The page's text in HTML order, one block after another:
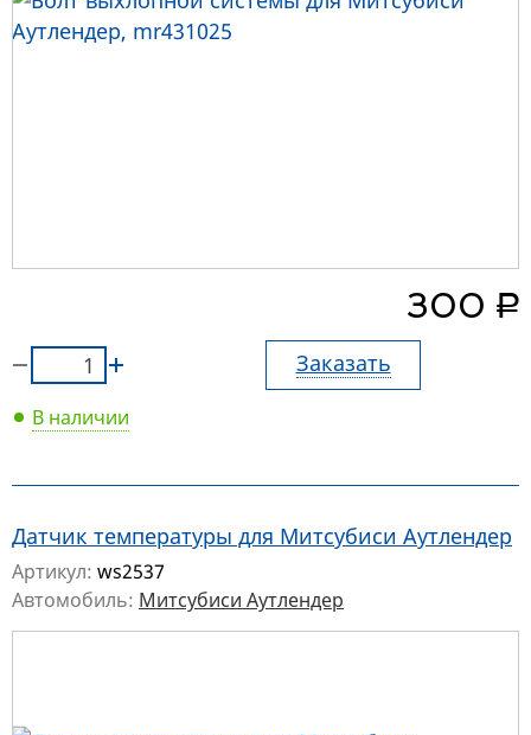
300 руб.
Заказать
В наличии
Датчик температуры для Митсубиси Аутлендер
Артикул: ws2537
Автомобиль: Митсубиси Аутлендер